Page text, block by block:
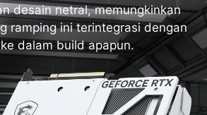
desain netral, memungkinkan
ramping ini terintegrasi dengan
dalam build apapun.